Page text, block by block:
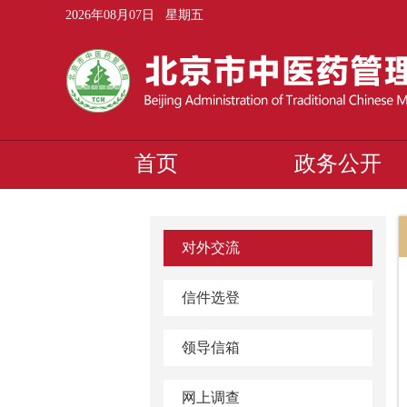
2026年08月07日 星期五
首页 政务公开
对外交流
信件选登
领导信箱
网上调查